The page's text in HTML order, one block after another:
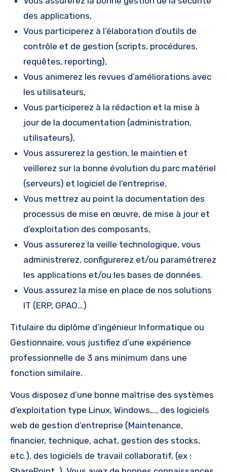
des applications,
Vous participerez à l’élaboration d’outils de
contrôle et de gestion (scripts, procédures,
requêtes, reporting),
Vous animerez les revues d’améliorations avec
les utilisateurs,
Vous participerez à la rédaction et la mise à
jour de la documentation (administration,
utilisateurs),
Vous assurerez la gestion, le maintien et
veillerez sur la bonne évolution du parc matériel
(serveurs) et logiciel de l’entreprise,
Vous mettrez au point la documentation des
processus de mise en œuvre, de mise à jour et
d’exploitation des composants,
Vous assurerez la veille technologique, vous
administrerez, configurerez et/ou paramétrerez
les applications et/ou les bases de données.
Vous assurez la mise en place de nos solutions
IT (ERP, GPAO…)
Titulaire du diplôme d’ingénieur Informatique ou
Gestionnaire, vous justifiez d’une expérience
professionnelle de 3 ans minimum dans une
fonction similaire.
Vous disposez d’une bonne maîtrise des systèmes
d’exploitation type Linux, Windows,.., des logiciels
web de gestion d’entreprise (Maintenance,
financier, technique, achat, gestion des stocks,
etc.), des logiciels de travail collaboratif, (ex :